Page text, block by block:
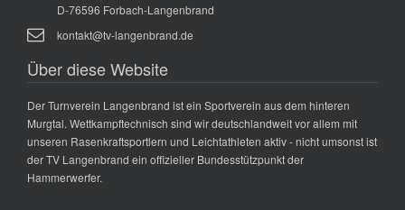
D-76596 Forbach-Langenbrand
kontakt@tv-langenbrand.de
Über diese Website
Der Turnverein Langenbrand ist ein Sportverein aus dem hinteren
Murgtal. Wettkampftechnisch sind wir deutschlandweit vor allem mit
unseren Rasenkraftsportlern und Leichtathleten aktiv - nicht umsonst ist
der TV Langenbrand ein offizieller Bundesstützpunkt der
Hammerwerfer.